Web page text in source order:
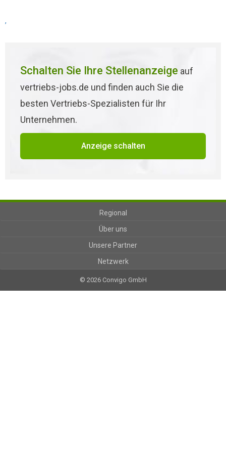
,
Schalten Sie Ihre Stellenanzeige auf
vertriebs-jobs.de und finden auch Sie die
besten Vertriebs-Spezialisten für Ihr
Unternehmen.
Anzeige schalten
Regional
Über uns
Unsere Partner
Netzwerk
© 2026 Convigo GmbH